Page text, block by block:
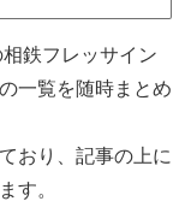
鉄フレッサイン
一覧を随時まとめ
おり、記事の上に
す。